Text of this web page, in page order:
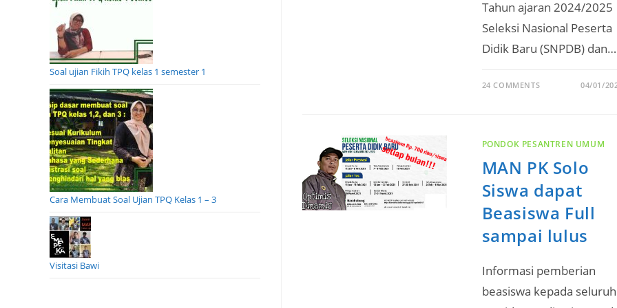
Tahun ajaran 2024/2025
Seleksi Nasional Peserta
Didik Baru (SNPDB) dan…
24 COMMENTS 04/01/
PONDOK PESANTREN UMUM
MAN PK Solo
Siswa dapat
Beasiswa Full
sampai lulus
Informasi pemberian
beasiswa kepada seluruh
Soal ujian Fikih TPQ kelas 1 semester 1
Cara Membuat Soal Ujian TPQ Kelas 1 – 3
Visitasi Bawi